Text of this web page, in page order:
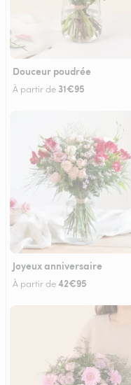
Douceur poudrée
À partir de 31€95
Joyeux anniversaire
À partir de42€95